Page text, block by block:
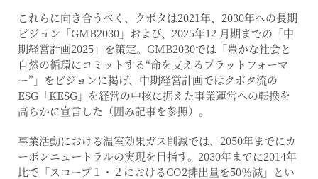
これらに向き合うべく、クボタは2021年、2030年への長期
ビジョン「GMB2030」および、2025年12 月期までの「中
期経営計画2025」を策定。GMB2030では「豊かな社会と
自然の循環にコミットする“命を支えるプラットフォーマ
ー”」をビジョンに掲げ、中期経営計画ではクボタ流の
ESG「KESG」を経営の中核に据えた事業運営への転換を
高らかに宣言した（囲み記事を参照）。
事業活動における温室効果ガス削減では、2050年までにカ
ーボンニュートラルの実現を目指す。2030年までに2014年
比で「スコープ１・２におけるCO2排出量を50％減」とい